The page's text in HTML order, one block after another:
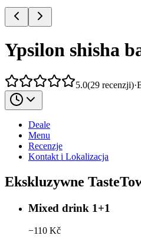
Ypsilon shisha
5.0(29 recenzji)·
Deale
Menu
Recenzje
Kontakt i Lokalizacja
Ekskluzywne
Mixed drink 1+1
−110 Kč